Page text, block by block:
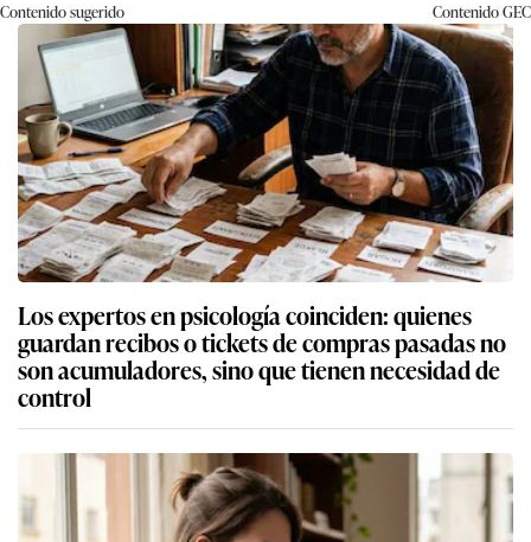
Contenido sugerido ContenidoGEC
Los expertos en psicología coinciden: quienes
guardan recibos o tickets de compras pasadas no
son acumuladores, sino que tienen necesidad de
control